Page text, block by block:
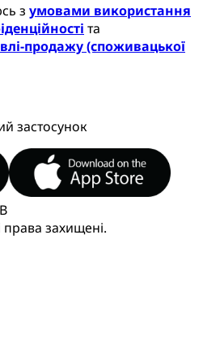
з умовами використання
та
продажу (споживацької
застосунок
права захищені.